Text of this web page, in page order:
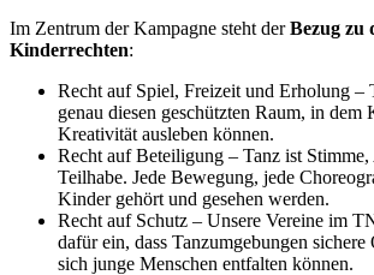
Im Zentrum der Kampagne steht derBezug zu
Kinderrechten:
Recht auf Spiel, Freizeit und Erholung –
genau diesen geschützten Raum, in dem
Kreativität ausleben können.
Recht auf Beteiligung – Tanz ist
Teilhabe. Jede Bewegung, jede
Kinder gehört und gesehen werden.
Recht auf Schutz – Unsere Vereine im
dafür ein, dass Tanzumgebungen sichere
sich junge Menschen entfalten können.